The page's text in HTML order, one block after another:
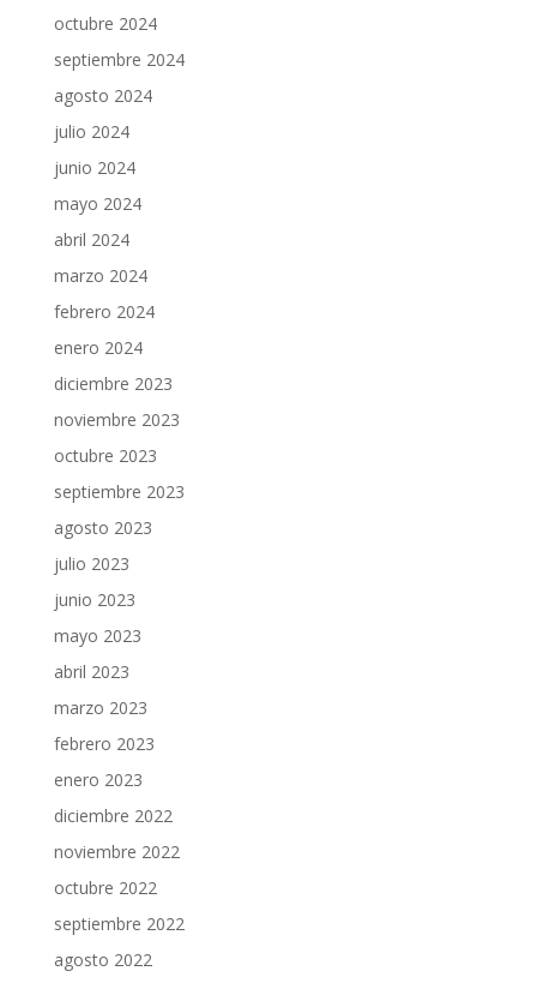
octubre 2024
septiembre 2024
agosto 2024
julio 2024
junio 2024
mayo 2024
abril 2024
marzo 2024
febrero 2024
enero 2024
diciembre 2023
noviembre 2023
octubre 2023
septiembre 2023
agosto 2023
julio 2023
junio 2023
mayo 2023
abril 2023
marzo 2023
febrero 2023
enero 2023
diciembre 2022
noviembre 2022
octubre 2022
septiembre 2022
agosto 2022